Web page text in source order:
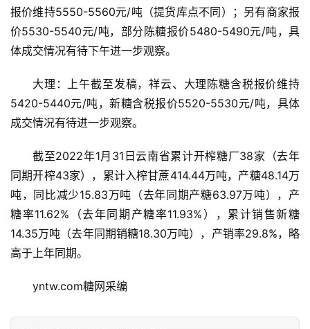
首
页
报价维持5550-5560元/吨（提货库点不同）；另有商家报
价5530-5540元/吨，部分陈糖报价5480-5490元/吨，具
体成交情况有待下午进一步观察。
大理：上午截至发稿，祥云、大理陈糖含税报价维持
5420-5440元/吨，新糖含税报价5520-5530元/吨，具体
成交情况有待进一步观察。
截至2022年1月31日云南省累计开榨糖厂38家（去年
同期开榨43家），累计入榨甘蔗414.44万吨，产糖48.14万
吨，同比减少15.83万吨（去年同期产糖63.97万吨），产
糖率11.62%（去年同期产糖率11.93%），累计销售新糖
14.35万吨（去年同期销糖18.30万吨），产销率29.8%，略
高于上年同期。
yntw.com糖网采编